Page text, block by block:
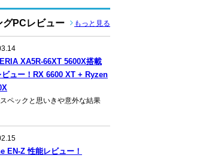
グPCレビュー もっと見る
XA5R-66XT 5600X搭載
ビュー！RX 6600 XT + Ryzen
ペックと思いきや意外な結果
EN-Z 性能レビュー！